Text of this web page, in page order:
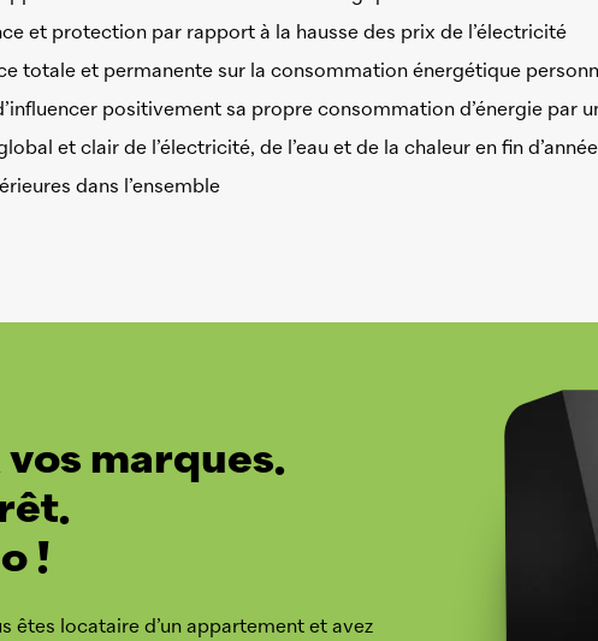
et protection par rapport à la hausse des prix de l’électricité
totale et permanente sur la consommation énergétique
positivement sa propre consommation d’énergie par
et clair de l’électricité, de l’eau et de la chaleur en fin d’année
dans l’ensemble
vos marques.
!
êtes locataire d’un appartement et avez